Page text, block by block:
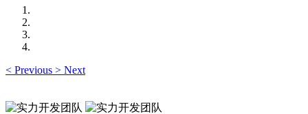
< Previous > Next